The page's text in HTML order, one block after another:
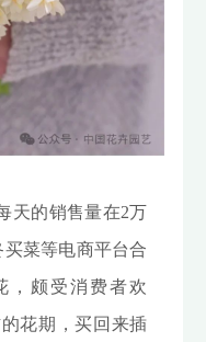
天的销售量在2万
菜等电商平台合
，颇受消费者欢
花期，买回来插